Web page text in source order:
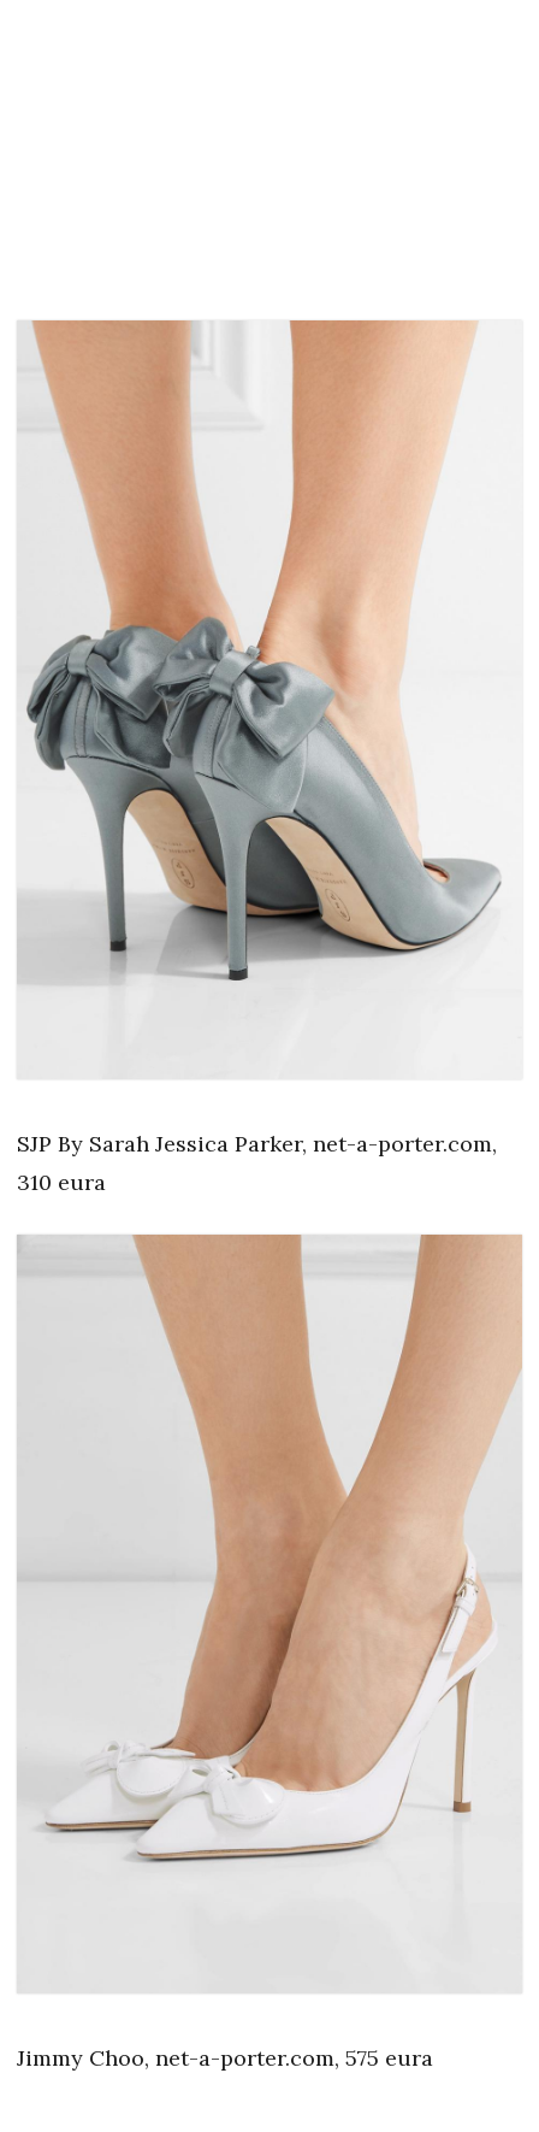
SJP By Sarah Jessica Parker, net-a-porter.com,
310 eura
Jimmy Choo, net-a-porter.com, 575 eura